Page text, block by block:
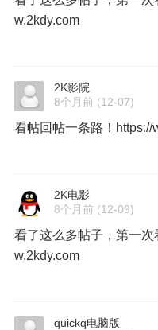
w.2kdy.com
2K影院
8个月前 (12-07)
看帖回帖一条路！https://
2K电影
8个月前 (12-09)
看了这么多帖子，第一
w.2kdy.com
quickq电脑版